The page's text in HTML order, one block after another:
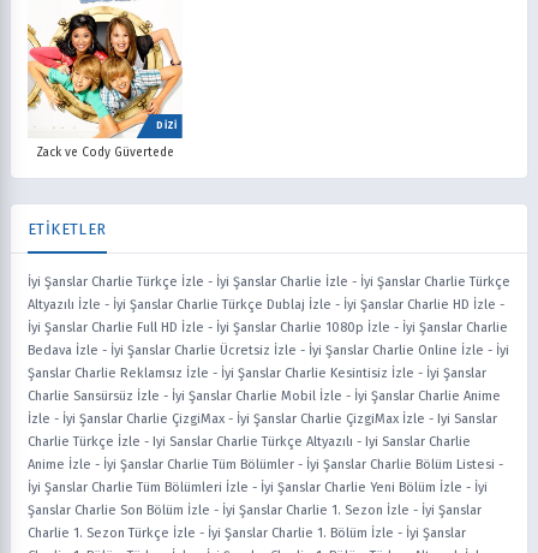
DİZİ
Zack ve Cody Güvertede
ETİKETLER
İyi Şanslar Charlie Türkçe İzle - İyi Şanslar Charlie İzle - İyi Şanslar Charlie Türkçe
Altyazılı İzle - İyi Şanslar Charlie Türkçe Dublaj İzle - İyi Şanslar Charlie HD İzle -
İyi Şanslar Charlie Full HD İzle - İyi Şanslar Charlie 1080p İzle - İyi Şanslar Charlie
Bedava İzle - İyi Şanslar Charlie Ücretsiz İzle - İyi Şanslar Charlie Online İzle - İyi
Şanslar Charlie Reklamsız İzle - İyi Şanslar Charlie Kesintisiz İzle - İyi Şanslar
Charlie Sansürsüz İzle - İyi Şanslar Charlie Mobil İzle - İyi Şanslar Charlie Anime
İzle - İyi Şanslar Charlie ÇizgiMax - İyi Şanslar Charlie ÇizgiMax İzle - Iyi Sanslar
Charlie Türkçe İzle - Iyi Sanslar Charlie Türkçe Altyazılı - Iyi Sanslar Charlie
Anime İzle - İyi Şanslar Charlie Tüm Bölümler - İyi Şanslar Charlie Bölüm Listesi -
İyi Şanslar Charlie Tüm Bölümleri İzle - İyi Şanslar Charlie Yeni Bölüm İzle - İyi
Şanslar Charlie Son Bölüm İzle - İyi Şanslar Charlie 1. Sezon İzle - İyi Şanslar
Charlie 1. Sezon Türkçe İzle - İyi Şanslar Charlie 1. Bölüm İzle - İyi Şanslar